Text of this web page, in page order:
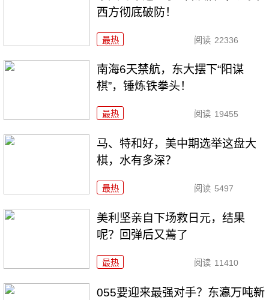
西方彻底破防！
最热 阅读 22336
南海6天禁航，东大摆下“阳谋
棋”，锤炼铁拳头！
最热 阅读 19455
马、特和好，美中期选举这盘大
棋，水有多深？
最热 阅读 5497
美利坚亲自下场救日元，结果
呢？回弹后又蔫了
最热 阅读 11410
055要迎来最强对手？东瀛万吨新